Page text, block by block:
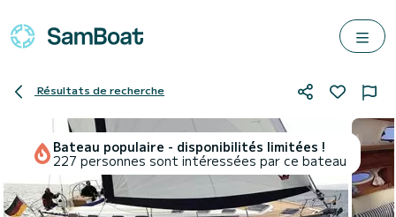
Résultats de recherche
Bateau populaire - disponibilités limitées !
227 personnes sont intéressées par ce bateau